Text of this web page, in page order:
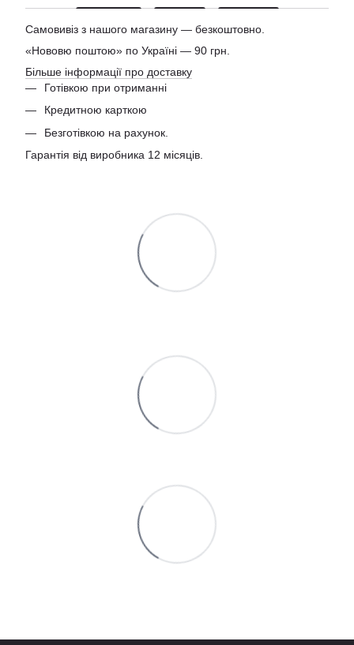
Самовивіз з нашого магазину — безкоштовно.
«Нововю поштою» по Україні — 90 грн.
Більше інформації про доставку
Готівкою при отриманні
Кредитною карткою
Безготівкою на рахунок.
Гарантія від виробника 12 місяців.